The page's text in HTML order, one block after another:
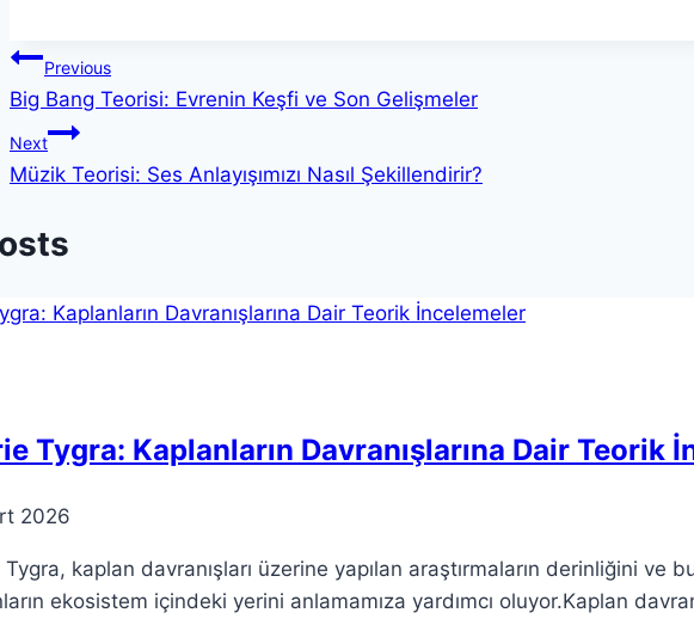
Yazı
gezinmesi
Previous
Big Bang Teorisi: Evrenin Keşfi ve Son Gelişmeler
Next
Müzik Teorisi: Ses Anlayışımızı Nasıl Şekillendirir?
Tygra: Kaplanların Davranışlarına Dair Teorik
2026
Tygra, kaplan davranışları üzerine yapılan araştırmaların derinliğini
ekosistem içindeki yerini anlamamıza yardımcı oluyor.Kaplan